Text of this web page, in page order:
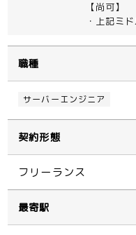
【尚可】
・上記ミ
職種
サーバーエンジニア
契約形態
フリーランス
最寄駅